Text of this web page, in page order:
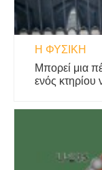
Η ΦΥΣΙΚΗ
Μπορεί μια
ενός κτηρίου